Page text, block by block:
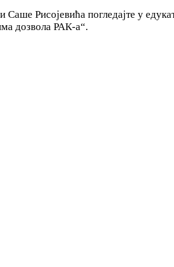
Рисојевића погледајте у
дозвола РАК-а“.